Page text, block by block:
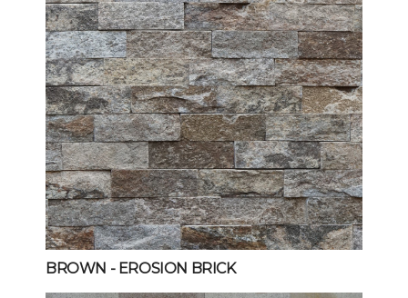
BROWN - EROSION BRICK